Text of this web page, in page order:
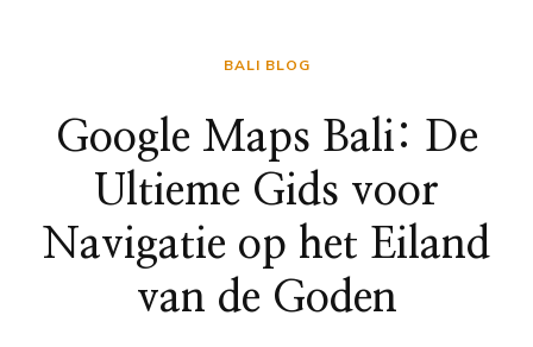
BALI BLOG
Google Maps Bali: De
Ultieme Gids voor
Navigatie op het Eiland
van de Goden